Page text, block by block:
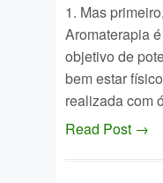
1. Mas
Aromaterapia
objetivo de
bem estar
realizada com
Read Post →